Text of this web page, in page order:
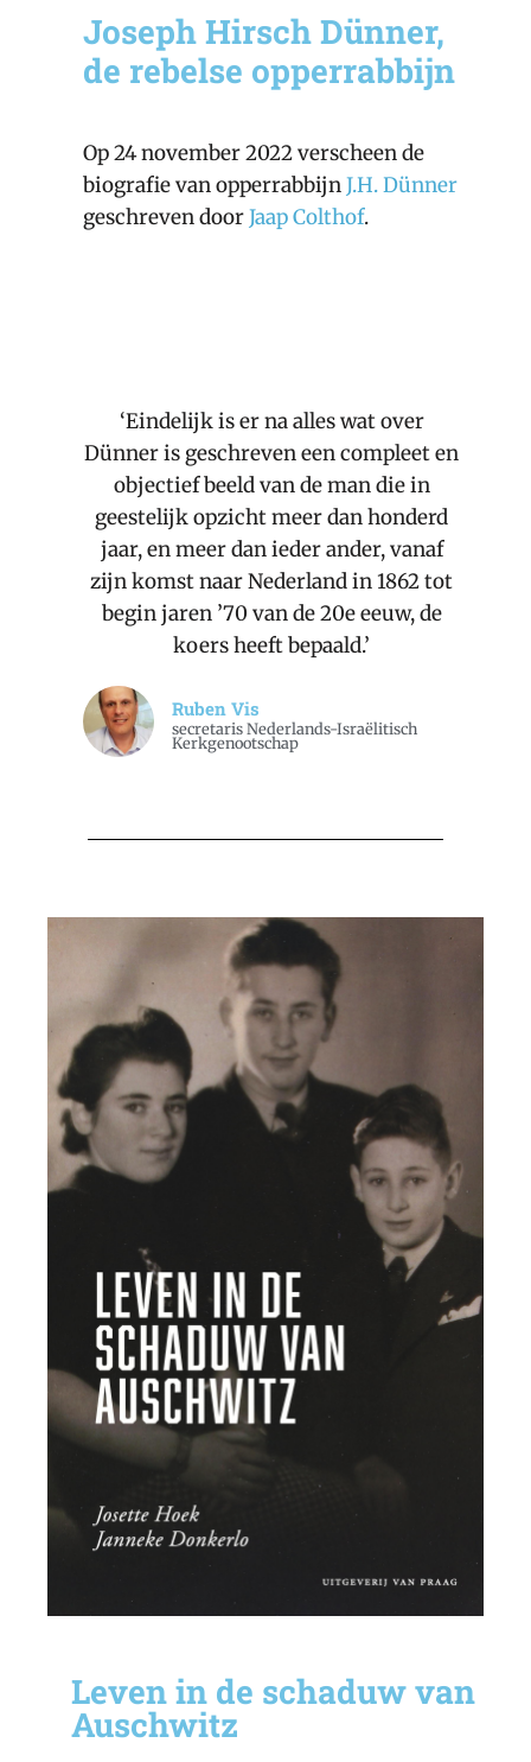
Joseph Hirsch Dünner,
de rebelse opperrabbijn
Op 24 november 2022 verscheen de
biografie van opperrabbijnJ.H. Dünner
geschreven doorJaap Colthof.
‘Eindelijk is er na alles wat over
Dünner is geschreven een compleet en
objectief beeld van de man die in
geestelijk opzicht meer dan honderd
jaar, en meer dan ieder ander, vanaf
zijn komst naar Nederland in 1862 tot
begin jaren ’70 van de 20e eeuw, de
koers heeft bepaald.’
Ruben Vis
secretaris Nederlands-Israëlitisch
Kerkgenootschap
Leven in de schaduw van
Auschwitz